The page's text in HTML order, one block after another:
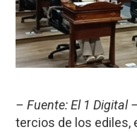
– Fuente: El 1 Digital
tercios de los ediles,